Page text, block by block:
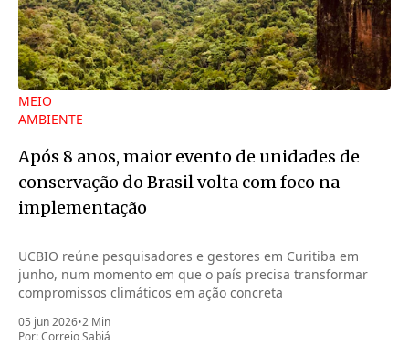
MEIO
AMBIENTE
Após 8 anos, maior evento de unidades de
conservação do Brasil volta com foco na
implementação
UCBIO reúne pesquisadores e gestores em Curitiba em
junho, num momento em que o país precisa transformar
compromissos climáticos em ação concreta
05 jun 2026•2 Min
Por:Correio Sabiá